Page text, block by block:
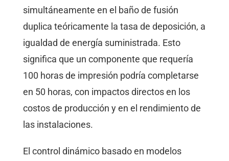
simultáneamente en el baño de fusión
duplica teóricamente la tasa de deposición, a
igualdad de energía suministrada. Esto
significa que un componente que requería
100 horas de impresión podría completarse
en 50 horas, con impactos directos en los
costos de producción y en el rendimiento de
las instalaciones.
El control dinámico basado en modelos